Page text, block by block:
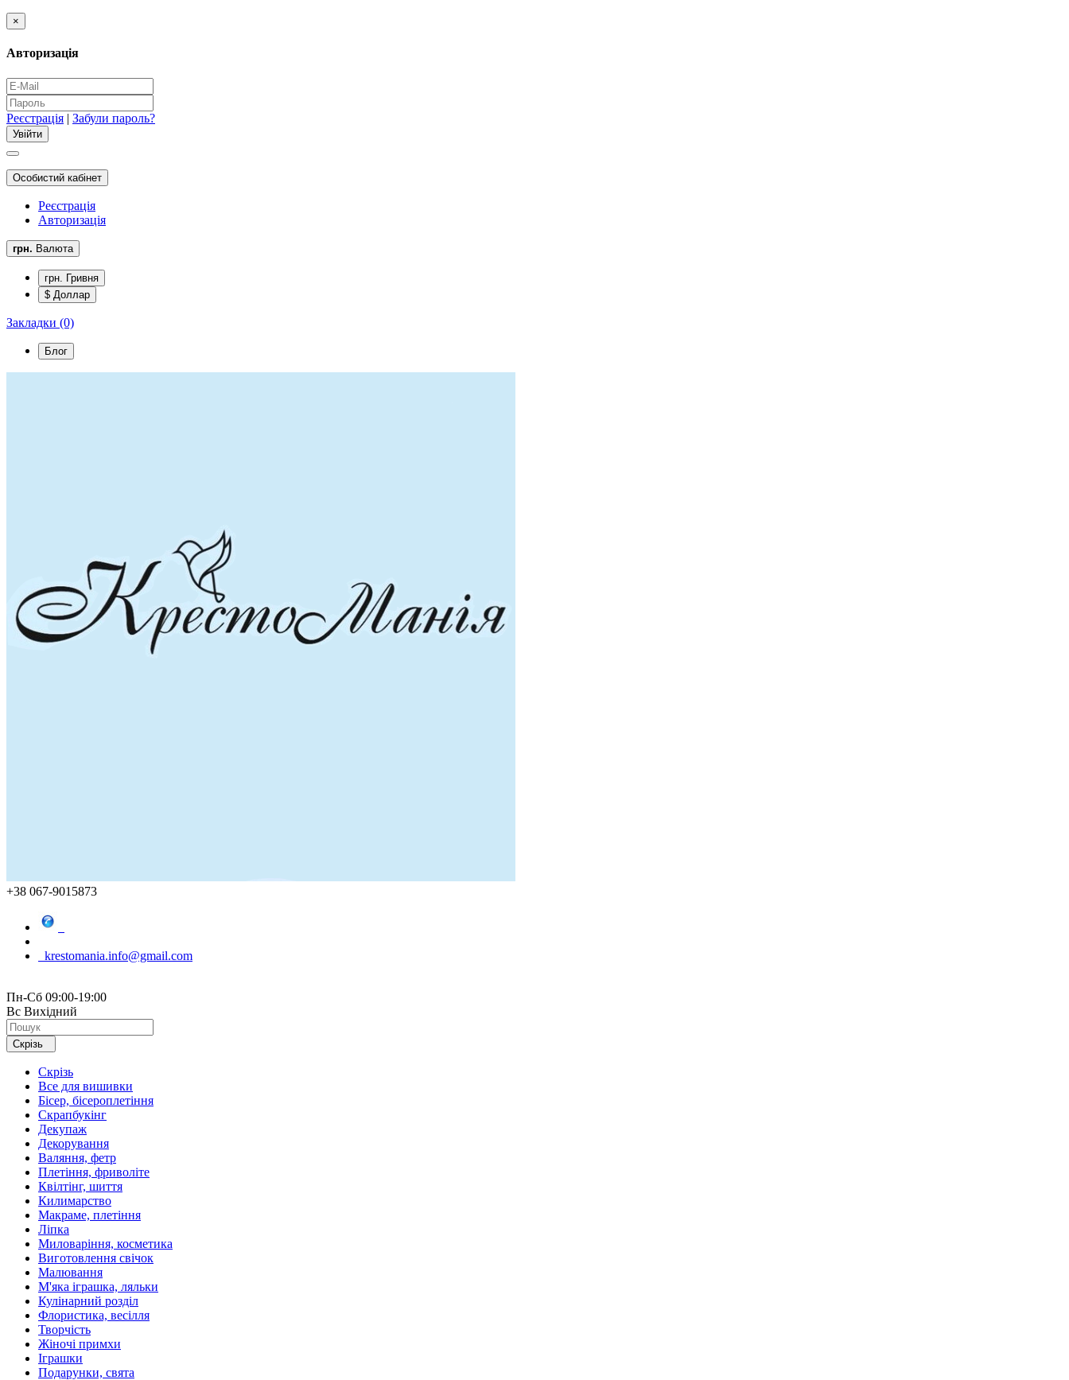
×
Авторизація
Реєстрація | Забули пароль?
Особистий кабінет
Реєстрація
Авторизація
грн. Валюта
грн. Гривня
$ Доллар
Закладки (0)
Блог
+38 067-9015873
krestomania.info@gmail.com
Пн-Сб 09:00-19:00
Вс Вихідний
Скрізь
Скрізь
Все для вишивки
Бісер, бісероплетіння
Скрапбукінг
Декупаж
Декорування
Валяння, фетр
Плетіння, фриволіте
Квілтінг, шиття
Килимарство
Макраме, плетіння
Ліпка
Миловаріння, косметика
Виготовлення свічок
Малювання
М'яка іграшка, ляльки
Кулінарний розділ
Флористика, весілля
Творчість
Жіночі примхи
Іграшки
Подарунки, свята